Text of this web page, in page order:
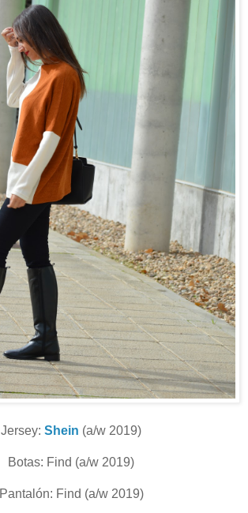
Jersey: Shein (a/w 2019)
Botas: Find (a/w 2019)
Pantalón: Find (a/w 2019)